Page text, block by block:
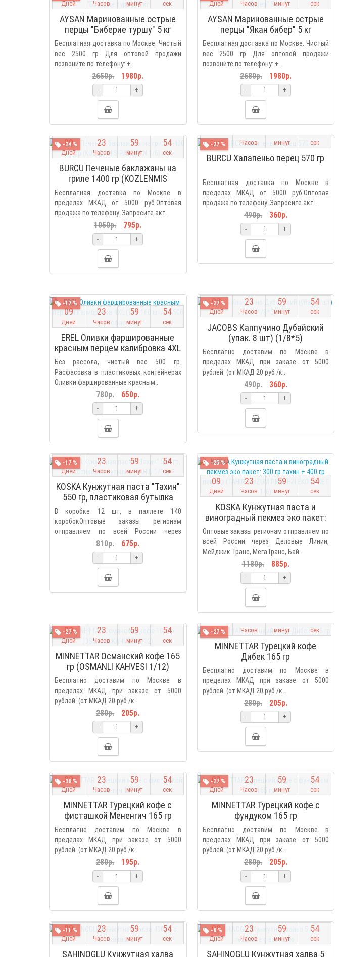
Дней Часов минут сек
AYSAN Маринованные острые
перцы "Биберие туршу" 5 кг
Бесплатная доставка по Москве. Чистый
вес 2500 гр Для оптовой продажи
позвоните по телефону: +..
2650р. 1980р.
- +
Дней Часов минут сек
AYSAN Маринованные острые
перцы "Якан бибер" 5 кг
Бесплатная доставка по Москве. Чистый
вес 2500 гр Для оптовой продажи
позвоните по телефону: +..
2680р. 1980р.
- +
-24 %
09
Дней
23
Часов
59
минут
53
сек
BURCU Печеные баклажаны на
гриле 1400 гр (KOZLENMIS
PATLICAN 1/6)
Бесплатная доставка по Москве в
пределах МКАД от 5000 руб.Оптовая
продажа по телефону. Запросите акт..
1050р. 795р.
- +
-27 %
Дней Часов минут сек
BURCU Халапеньо перец 570 гр
Бесплатная доставка по Москве в
пределах МКАД от 5000 руб.Оптовая
продажа по телефону. Запросите акт..
490р. 360р.
- +
-17 %
09
Дней
23
Часов
59
минут
53
сек
EREL Оливки фаршированные
красным перцем калибровка 4XL
(141-160 шт/кг) 500 гр
расфасовка
Без рассола, чистый вес 500 гр.
Расфасовка в пластиковых контейнерах
Оливки фаршированные красным..
780р. 650р.
- +
-27 %
09
Дней
23
Часов
59
минут
53
сек
JACOBS Каппучино Дубайский
(упак. 8 шт) (1/8*5)
Бесплатно доставим по Москве в
пределах МКАД при заказе от 5000
рублей. (от МКАД 20 руб /к..
490р. 360р.
- +
-17 %
09
Дней
23
Часов
59
минут
53
сек
KOSKA Кунжутная паста "Тахин"
550 гр, пластиковая бутылка
(TAHIN 1/12)
В коробке 12 шт, в паллете 140
коробокОптовые заказы регионам
отправляем по всей России через
810р. 675р.
- +
-25 %
09
Дней
23
Часов
59
минут
53
сек
KOSKA Кунжутная паста и
виноградный пекмез эко пакет:
300 гр тахин + 400 гр пекмез
(TAHIN & UZUM PEKMEZI EKO
PAKET 1/6)
Оптовые заказы регионам отправляем по
всей России через Деловые Линии,
Мейджик Транс, МегаТранс, Бай..
1180р. 885р.
- +
-27 %
09
Дней
23
Часов
59
минут
53
сек
MINNETTAR Османский кофе 165
гр (OSMANLI KAHVESI 1/12)
Бесплатно доставим по Москве в
пределах МКАД при заказе от 5000
рублей. (от МКАД 20 руб /к..
280р. 205р.
- +
-27 %
Дней Часов минут сек
MINNETTAR Турецкий кофе
Дибек 165 гр
Бесплатно доставим по Москве в
пределах МКАД при заказе от 5000
рублей. (от МКАД 20 руб /к..
280р. 205р.
- +
-30 %
09
Дней
23
Часов
59
минут
53
сек
MINNETTAR Турецкий кофе с
фисташкой Мененгич 165 гр
Бесплатно доставим по Москве в
пределах МКАД при заказе от 5000
рублей. (от МКАД 20 руб /к..
280р. 195р.
- +
-27 %
09
Дней
23
Часов
59
минут
53
сек
MINNETTAR Турецкий кофе с
фундуком 165 гр
Бесплатно доставим по Москве в
пределах МКАД при заказе от 5000
рублей. (от МКАД 20 руб /к..
280р. 205р.
- +
-11 %
09
Дней
23
Часов
59
минут
53
сек
SAHINOGLU Кунжутная халва
-8 %
09
Дней
23
Часов
59
минут
53
сек
SAHINOGLU Кунжутная халва 5